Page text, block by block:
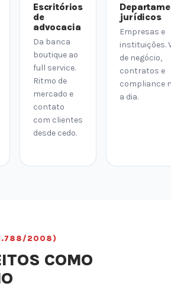
Escritórios
de
advocacia
Da banca
boutique ao
full service.
Ritmo de
mercado e
contato
com clientes
desde cedo.
jurídicos
Empresas e
instituições.
de negócio,
contratos e
compliance
a dia.
2008)
COMO